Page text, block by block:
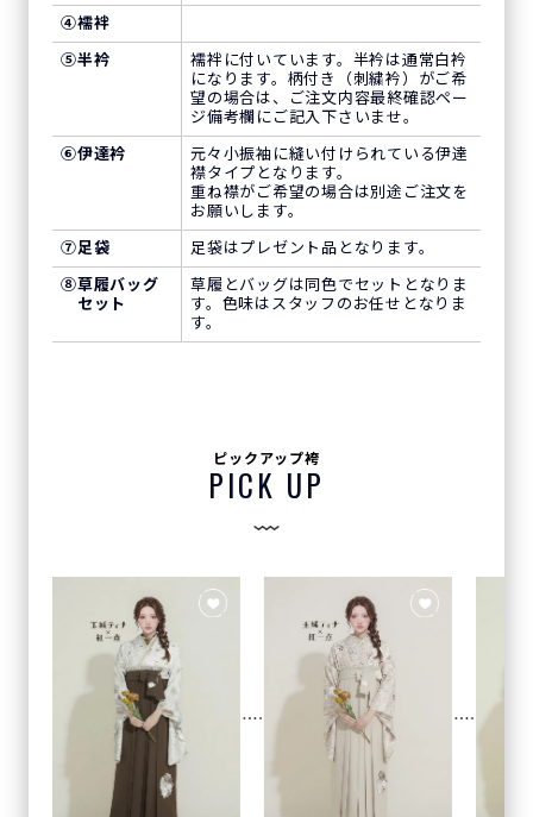
④襦袢
⑤半衿
襦袢に付いています。半衿は通常白衿
になります。柄付き（刺繍衿）がご希
望の場合は、ご注文内容最終確認ペー
ジ備考欄にご記入下さいませ。
⑥伊達衿
元々小振袖に縫い付けられている伊達
襟タイプとなります。
重ね襟がご希望の場合は別途ご注文を
お願いします。
⑦足袋 足袋はプレゼント品となります。
⑧草履バッグ
セット
草履とバッグは同色でセットとなりま
す。色味はスタッフのお任せとなりま
す。
ピックアップ袴
PICK UP